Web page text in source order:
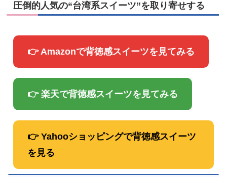
圧倒的人気の“台湾系スイーツ”を取り寄せする
👉 Amazonで背徳感スイーツを見てみる
👉 楽天で背徳感スイーツを見てみる
👉 Yahooショッピングで背徳感スイーツ
を見る